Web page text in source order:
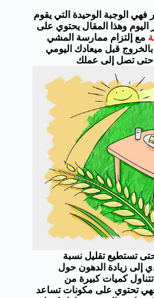
فهي الوجبة الوحيدة التي يقوم
وهذا المقال يحتوي على
مع إلتزام ممارسة المشي
قبل ميعادك اليومي
حتى تصل إلى عملك
تستطيع تقليل نسبة
إلى زيادة الدهون حول
كميات كبيرة من
تحتوي على مكونات تساعد